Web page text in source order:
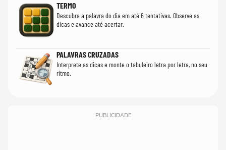
TERMO
Descubra a palavra do dia em até 6 tentativas. Observe as
dicas e avance até acertar.
PALAVRAS CRUZADAS
Interprete as dicas e monte o tabuleiro letra por letra, no seu
ritmo.
PUBLICIDADE